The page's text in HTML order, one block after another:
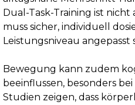
Dual-Task-Training ist nicht
muss sicher, individuell
Leistungsniveau angepasst
Bewegung kann zudem
beeinflussen, besonders
Studien zeigen, dass